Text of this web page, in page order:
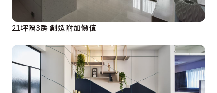
21坪隔3房 創造附加價值